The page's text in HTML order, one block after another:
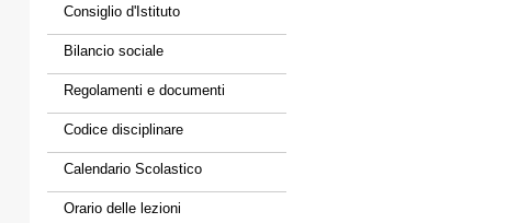
Consiglio d'Istituto
Bilancio sociale
Regolamenti e documenti
Codice disciplinare
Calendario Scolastico
Orario delle lezioni